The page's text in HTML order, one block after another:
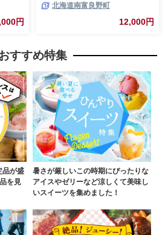
リ
糖 無
ビタ
円
ャム ベリー ブルーベリー ラズ
ベリー ソース カシス 果実 てん
北海道南富良野町
12,000円
すすめ特集
品が盛
を見
暑さが厳しいこの時期にぴったりな
アイスやゼリーなど涼しくて美味し
いスイーツを集めました！